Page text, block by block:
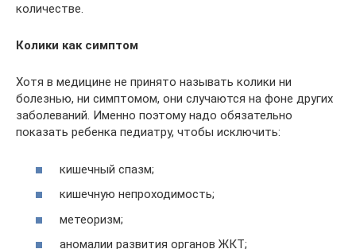
количестве.
Колики как симптом
Хотя в медицине не принято называть колики ни
болезнью, ни симптомом, они случаются на фоне других
заболеваний. Именно поэтому надо обязательно
показать ребенка педиатру, чтобы исключить:
кишечный спазм;
кишечную непроходимость;
метеоризм;
аномалии развития органов ЖКТ;